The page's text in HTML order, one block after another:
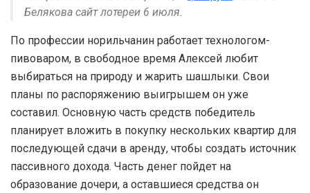
Белякова сайт лотереи 6 июля.
По профессии норильчанин работает технологом-
пивоваром, в свободное время Алексей любит
выбираться на природу и жарить шашлыки. Свои
планы по распоряжению выигрышем он уже
составил. Основную часть средств победитель
планирует вложить в покупку нескольких квартир для
последующей сдачи в аренду, чтобы создать источник
пассивного дохода. Часть денег пойдет на
образование дочери, а оставшиеся средства он